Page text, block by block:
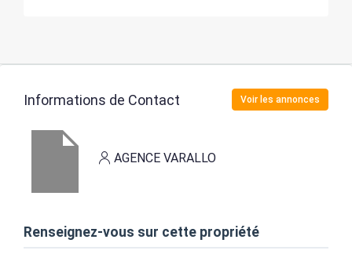
Informations de Contact Voir les annonces
AGENCE VARALLO
Renseignez-vous sur cette propriété